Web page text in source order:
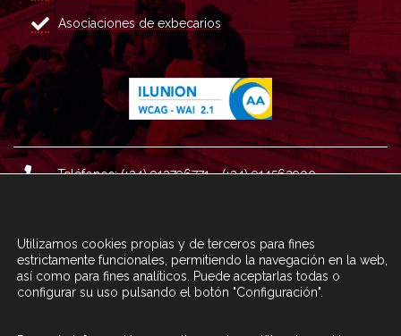
Asociaciones de exbecarios
Teléfonos: (+34) 913796771 - (+34) 914562900
Correo : informacion@fundacioncarolina.es
CONTACTA CON FCA TRAVÉS DEL
Utilizamos cookies propias y de terceros para fines
estrictamente funcionales, permitiendo la navegación en la web,
así como para fines analíticos. Puede aceptarlas todas o
configurar su uso pulsando el botón "Configuración".